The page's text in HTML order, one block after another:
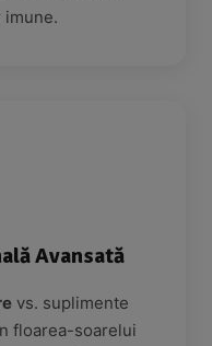
Avansată
vs. suplimente
floarea-soarelui